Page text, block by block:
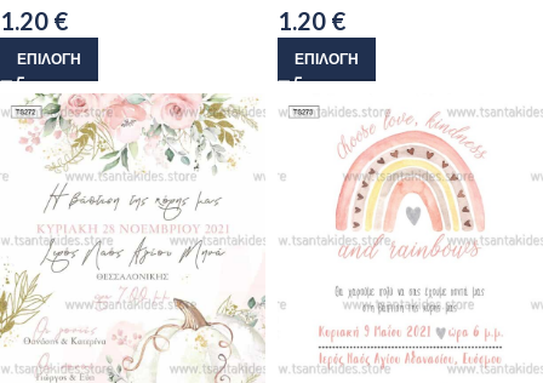
1.20 €
ΕΠΙΛΟΓΉ
1.20 €
ΕΠΙΛΟΓΉ